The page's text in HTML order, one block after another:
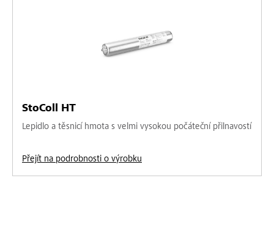
StoColl HT
Lepidlo a těsnicí hmota s velmi vysokou počáteční přilnavostí
Přejít na podrobnosti o výrobku